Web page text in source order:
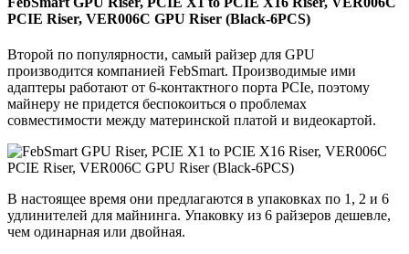
PCIE Riser, VER006C GPU Riser (Black-6PCS)
Второй по популярности, самый райзер для GPU
производится компанией FebSmart. Производимые ими
адаптеры работают от 6-контактного порта PCIe, поэтому
майнеру не придется беспокоиться о проблемах
совместимости между материнской платой и видеокартой.
В настоящее время они предлагаются в упаковках по 1, 2 и 6
удлинителей для майнинга. Упаковку из 6 райзеров дешевле,
чем одинарная или двойная.